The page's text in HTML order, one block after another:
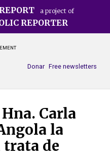
a project of
REPORTER
Free newsletters
Donar
Carla
la
de